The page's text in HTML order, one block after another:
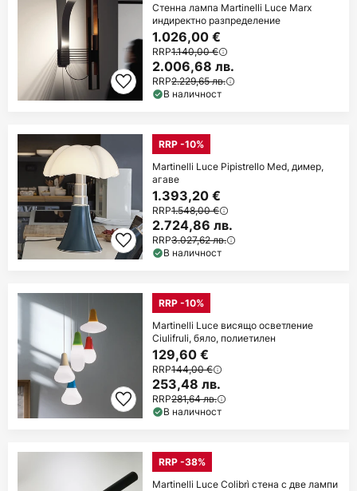
Стенна лампа Martinelli Luce Marx
индиректно разпределение
1.026,00 €
RRP1.140,00 €
2.006,68 лв.
RRP2.229,65 лв.
В наличност
RRP -10%
Martinelli Luce Pipistrello Med, димер,
агаве
1.393,20 €
RRP1.548,00 €
2.724,86 лв.
RRP3.027,62 лв.
В наличност
RRP -10%
Martinelli Luce висящо осветление
Ciulifruli, бяло, полиетилен
129,60 €
RRP144,00 €
253,48 лв.
RRP281,64 лв.
В наличност
RRP -38%
Martinelli Luce Colibrì стена с две лампи